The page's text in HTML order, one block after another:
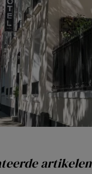
artikelen